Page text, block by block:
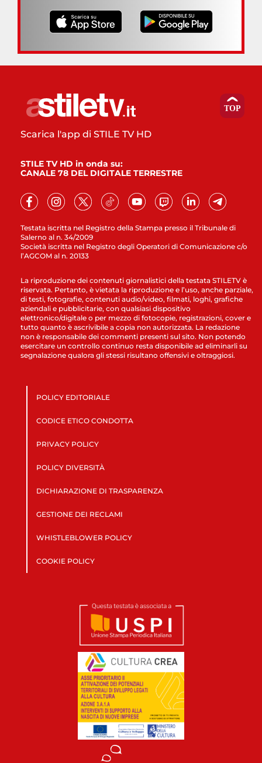
Testata iscritta nel Registro della Stampa presso il Tribunale di
Salerno al n. 34/2009
Società iscritta nel Registro degli Operatori di Comunicazione c/o
l’AGCOM al n. 20133
Scarica l'app di STILE TV HD
STILE TV HD in onda su:
CANALE 78 DEL DIGITALE TERRESTRE
La riproduzione dei contenuti giornalistici della testata STILETV è
riservata. Pertanto, è vietata la riproduzione e l’uso, anche parziale,
di testi, fotografie, contenuti audio/video, filmati, loghi, grafiche
aziendali e pubblicitarie, con qualsiasi dispositivo
elettronico/digitale o per mezzo di fotocopie, registrazioni, cover e
tutto quanto è ascrivibile a copia non autorizzata. La redazione
non è responsabile dei commenti presenti sul sito. Non potendo
esercitare un controllo continuo resta disponibile ad eliminarli su
segnalazione qualora gli stessi risultano offensivi e oltraggiosi.
POLICY EDITORIALE
CODICE ETICO CONDOTTA
PRIVACY POLICY
POLICY DIVERSITÀ
DICHIARAZIONE DI TRASPARENZA
GESTIONE DEI RECLAMI
WHISTLEBLOWER POLICY
COOKIE POLICY